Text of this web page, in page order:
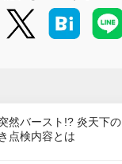
然バースト!? 炎天下の
点検内容とは